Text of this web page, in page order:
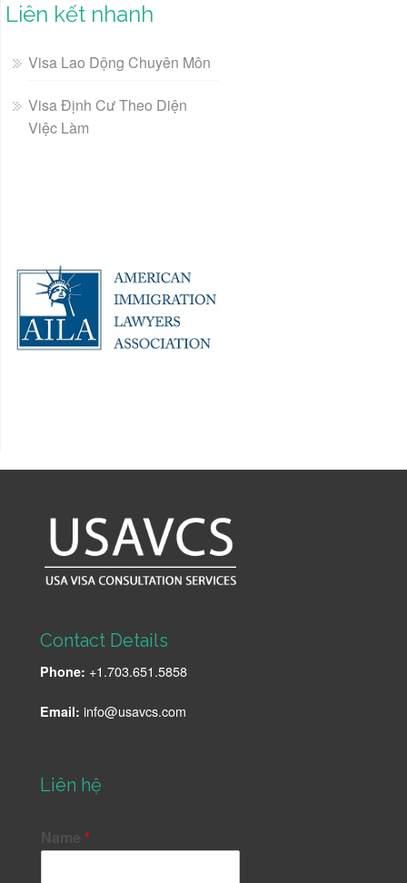
Liên kết nhanh
Visa Lao Dộng Chuyên Môn
Visa Định Cư Theo Diện
Việc Làm
Contact Details
Phone: +1.703.651.5858
Email: info@usavcs.com
Liên hệ
Name*